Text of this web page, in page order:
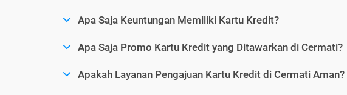
Apa Saja Keuntungan Memiliki Kartu Kredit?
Apa Saja Promo Kartu Kredit yang Ditawarkan di Cermati?
Apakah Layanan Pengajuan Kartu Kredit di Cermati Aman?